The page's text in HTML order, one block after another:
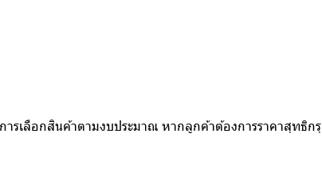
ารเลือกสินค้าตามงบประมาณ หากลูกค้าต้องการราคาสุทธิ